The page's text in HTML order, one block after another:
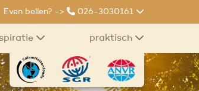
Even bellen? -> 026-3030161
praktisch